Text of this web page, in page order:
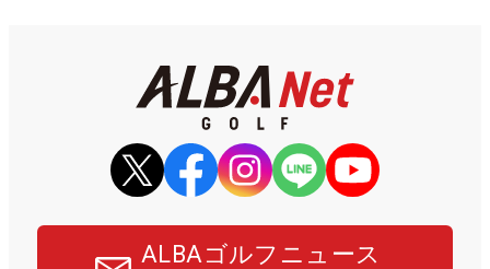
ALBAゴルフニュース